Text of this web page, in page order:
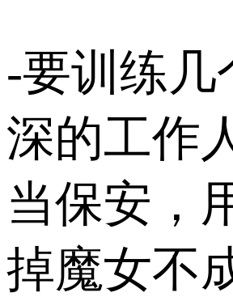
-要训练几
深的工作
当保安，
掉魔女不